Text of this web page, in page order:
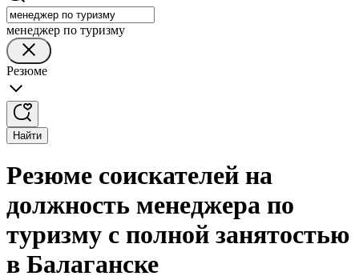
менеджер по туризму
Резюме
Найти
Резюме соискателей на
должность менеджера по
туризму с полной занятостью
в Балаганске